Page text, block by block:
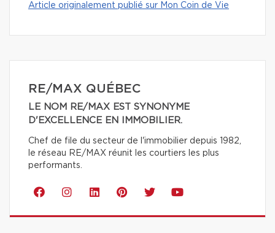
Article originalement publié sur Mon Coin de Vie
RE/MAX QUÉBEC
LE NOM RE/MAX EST SYNONYME
D'EXCELLENCE EN IMMOBILIER.
Chef de file du secteur de l'immobilier depuis 1982,
le réseau RE/MAX réunit les courtiers les plus
performants.